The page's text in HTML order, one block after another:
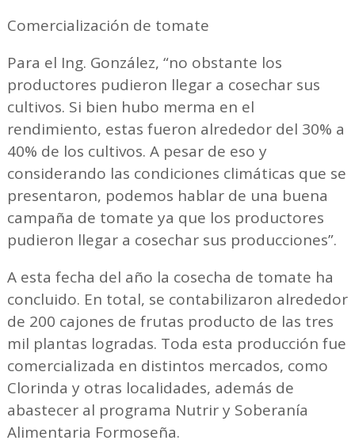
Comercialización de tomate
Para el Ing. González, “no obstante los
productores pudieron llegar a cosechar sus
cultivos. Si bien hubo merma en el
rendimiento, estas fueron alrededor del 30% a
40% de los cultivos. A pesar de eso y
considerando las condiciones climáticas que se
presentaron, podemos hablar de una buena
campaña de tomate ya que los productores
pudieron llegar a cosechar sus producciones”.
A esta fecha del año la cosecha de tomate ha
concluido. En total, se contabilizaron alrededor
de 200 cajones de frutas producto de las tres
mil plantas logradas. Toda esta producción fue
comercializada en distintos mercados, como
Clorinda y otras localidades, además de
abastecer al programa Nutrir y Soberanía
Alimentaria Formoseña.